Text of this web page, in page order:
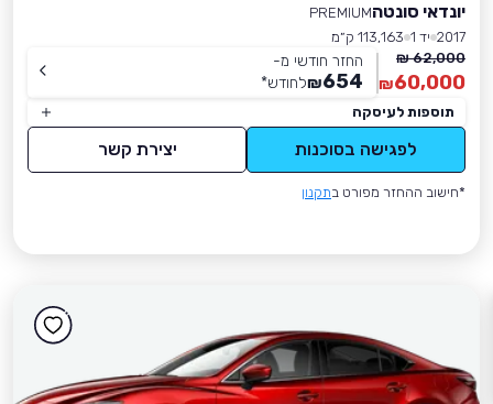
יונדאי סונטהPREMIUM
2017 יד 1
113,163 ק״מ
62,000 ₪
60,000
₪
החזר חודשי מ-
654
₪לחודש*
תוספות לעיסקה
לפגישה בסוכנות יצירת קשר
*חישוב ההחזר מפורט בתקנון